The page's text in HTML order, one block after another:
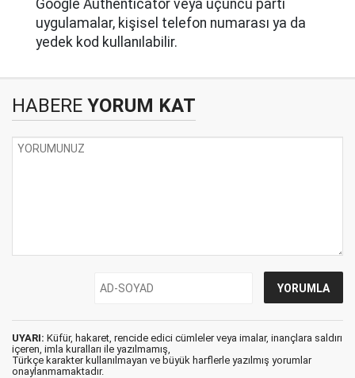
Google Authenticator veya üçüncü parti
uygulamalar, kişisel telefon numarası ya da
yedek kod kullanılabilir.
HABERE YORUM KAT
UYARI: Küfür, hakaret, rencide edici cümleler veya imalar, inançlara saldırı
içeren, imla kuralları ile yazılmamış,
Türkçe karakter kullanılmayan ve büyük harflerle yazılmış yorumlar
onaylanmamaktadır.